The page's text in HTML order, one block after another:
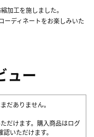
加工を施しました。
ーディネートをお楽しみいた
ュー
だありません。
だけます。購入商品はログ
認いただけます。